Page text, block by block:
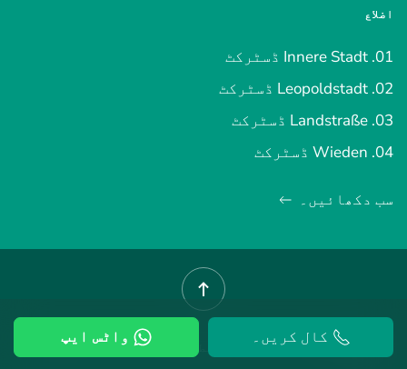
اضلاع
01. Innere Stadt ڈسٹرکٹ
02. Leopoldstadt ڈسٹرکٹ
03. Landstraße ڈسٹرکٹ
04. Wieden ڈسٹرکٹ
سب دکھائیں۔
2026ویانا پراپرٹی۔. شرائط و ضوابط.رازداری کی پالیسی
کال کریں۔ واٹس ایپ